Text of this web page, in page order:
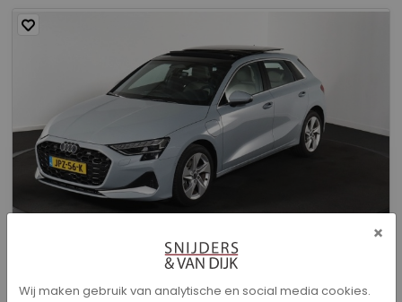
Audi A3 - Sportback 40 TFSI e Advanced edition
×
Wij maken gebruik van analytische en social media cookies.